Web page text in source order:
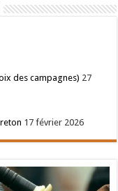
des campagnes) 27
17 février 2026